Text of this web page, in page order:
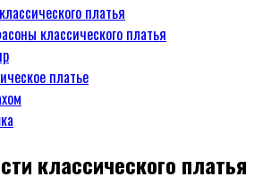
платья
классического платья
платье
классического платья